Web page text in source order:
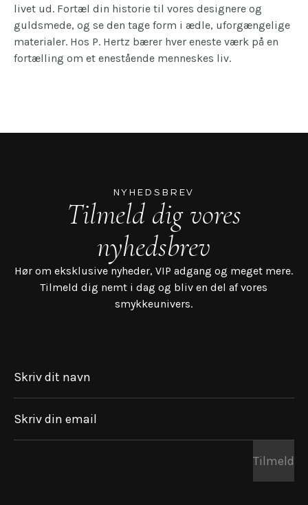
livet ud. Fortæl din historie til vores designere og
guldsmede, og se den tage form i ædle, uforgængelige
materialer. Hos P. Hertz bærer hver eneste værk på en
fortælling om et enestående menneskes liv.
NYHEDSBREV
Tilmeld dig vores
nyhedsbrev
Hør om eksklusive nyheder, VIP adgang og meget mere.
Tilmeld dig nemt i dag og bliv en del af vores
smykkeunivers.
Skriv dit navn
Skriv din email
Tilmeld